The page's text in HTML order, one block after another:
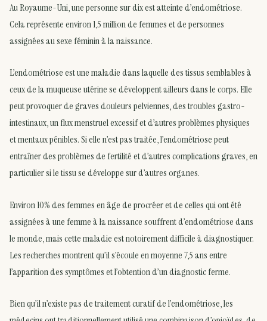
Au Royaume-Uni, une personne sur dix est atteinte d’endométriose.
Cela représente environ 1,5 million de femmes et de personnes
assignées au sexe féminin à la naissance.
L’endométriose est une maladie dans laquelle des tissus semblables à
ceux de la muqueuse utérine se développent ailleurs dans le corps. Elle
peut provoquer de graves douleurs pelviennes, des troubles gastro-
intestinaux, un flux menstruel excessif et d’autres problèmes physiques
et mentaux pénibles. Si elle n’est pas traitée, l’endométriose peut
entraîner des problèmes de fertilité et d’autres complications graves, en
particulier si le tissu se développe sur d’autres organes.
Environ 10% des femmes en âge de procréer et de celles qui ont été
assignées à une femme à la naissance souffrent d’endométriose dans
le monde, mais cette maladie est notoirement difficile à diagnostiquer.
Les recherches montrent qu’il s’écoule en moyenne 7,5 ans entre
l’apparition des symptômes et l’obtention d’un diagnostic ferme.
Bien qu’il n’existe pas de traitement curatif de l’endométriose, les